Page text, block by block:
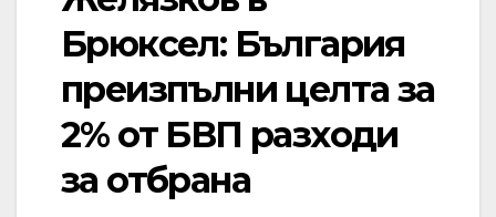
Брюксел: България
преизпълни целта за
2% от БВП разходи
за отбрана